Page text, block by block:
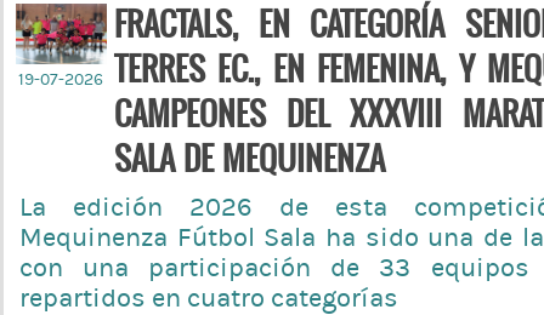
FRACTALS, EN CATEGORÍA
TERRES F.C., EN FEMENINA, Y
CAMPEONES DEL XXXVIII
SALA DE MEQUINENZA
19-07-2026
La edición 2026 de esta
Mequinenza Fútbol Sala ha sido una de
con una participación de 33
repartidos en cuatro categorías